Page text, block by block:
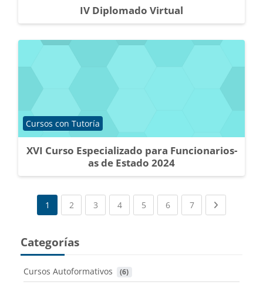
IV Diplomado Virtual
XVI Curso Especializado para Funcionarios-
as de Estado 2024
Categoría de cursos
Cursos con Tutoría
1 2(current)
3(current)
4(current)
5(current)
6(current)
7(current)
Categorías
Cursos Autoformativos (6)